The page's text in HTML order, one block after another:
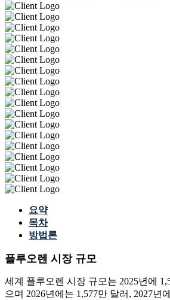
요약
목차
방법론
플루오렌 시장 규모
세계 플루오렌 시장 규모는 2025년에
으며 2026년에는 1,577만 달러, 2027년